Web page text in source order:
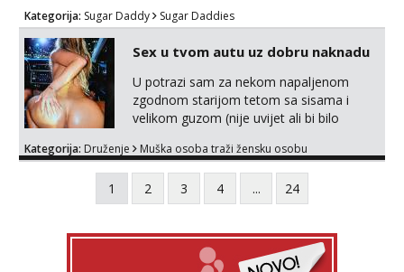
Kategorija: Sugar Daddy Sugar Daddies
Sex u tvom autu uz dobru naknadu
U potrazi sam za nekom napaljenom
zgodnom starijom tetom sa sisama i
velikom guzom (nije uvijet ali bi bilo
nije bitan izgled vec dobra zabava uz
naknadu, trazim neku koja bi dosla po
mene da se odemo seksat negdje u mrak,
prije seksa dobijes odmah na ruke, molim
pale na seks po mracnim parkinzima,
sumarcima itd be...
Kategorija: Druženje Muška osoba traži žensku osobu
1 2 3 4 ... 24